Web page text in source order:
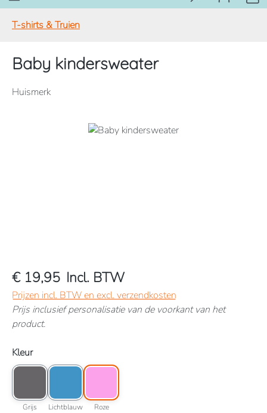
T-shirts & Truien
Baby kindersweater
Huismerk
Afbeeldingengalerij overslaan
€ 19,95 Incl. BTW
Prijzen incl. BTW en excl. verzendkosten
Prijs inclusief personalisatie van de voorkant van het
product.
Selecteer
Kleur
Kleuroptie: Grijs
Grijs
Kleuroptie: Lichtblauw
Lichtblauw
Kleuroptie: Roze
Roze